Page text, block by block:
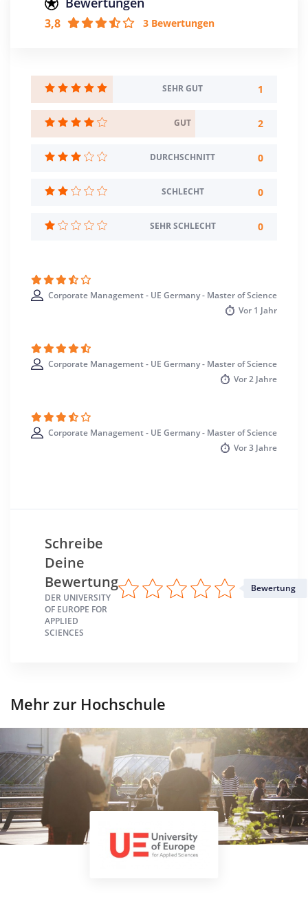
Abschluss
Berufsausbildung
Mindestnote: 2,1
Sprache: Englisch
Creditpoints
120
Regelstudienzeit
4 Semester
Sprache
Studienbeginn
Sommer- u. Wintersemester
Berlin >> Berlin
Hamburg >> Hamburg
Iserlohn >> Märkischer Kreis
3,8 3 Bewertungen
SEHR GUT 1
GUT 2
DURCHSCHNITT 0
SCHLECHT 0
SEHR SCHLECHT 0
Corporate Management - UE Germany - Master of Science
Vor 1 Jahr
Corporate Management - UE Germany - Master of Science
Vor2 Jahre
Corporate Management - UE Germany - Master of Science
Vor3 Jahre
Schreibe
Deine
Bewertung
DER UNIVERSITY
OF EUROPE FOR
APPLIED
SCIENCES
Bewertung
Mehr zur Hochschule